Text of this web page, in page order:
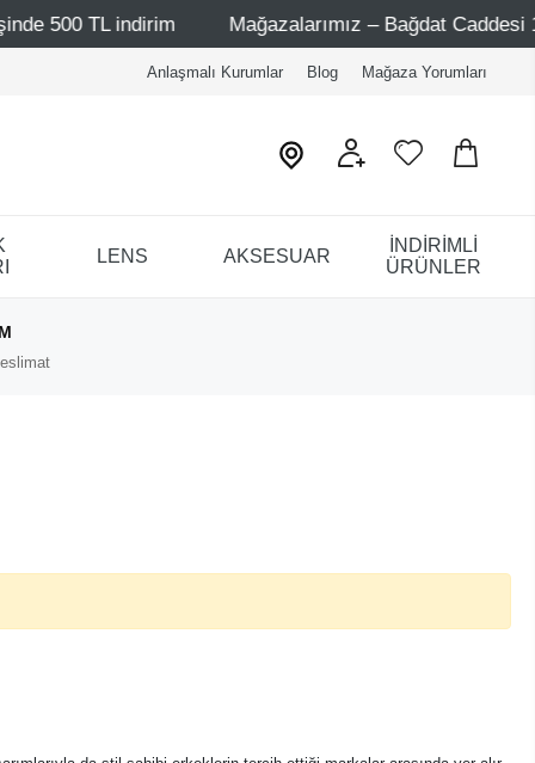
indirim Mağazalarımız – Bağdat Caddesi 1 -
Anlaşmalı Kurumlar Blog Mağaza Yorumları
LENS AKSESUAR
İNDİRİMLİ
ÜRÜNLER